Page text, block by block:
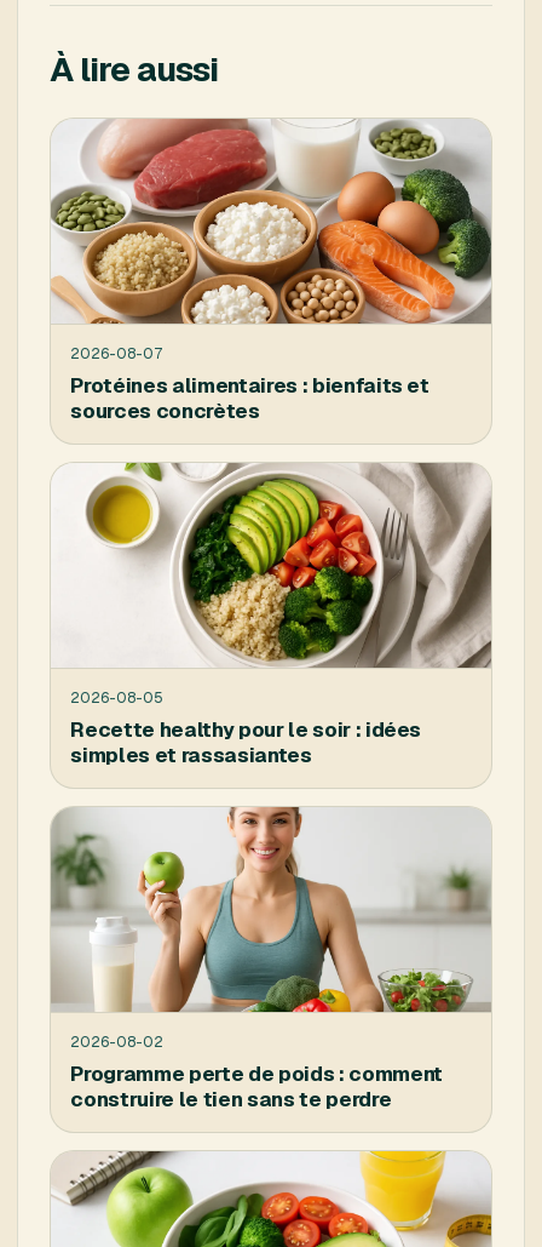
À lire aussi
2026-08-07
Protéines alimentaires : bienfaits et
sources concrètes
2026-08-05
Recette healthy pour le soir : idées
simples et rassasiantes
2026-08-02
Programme perte de poids : comment
construire le tien sans te perdre